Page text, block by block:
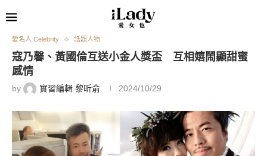
愛名人 Celebrity 話題人物
寇乃馨、黃國倫互送小金人獎盃 互相嬉鬧顯甜蜜
感情
by 實習編輯 黎昕俞 2024/10/29